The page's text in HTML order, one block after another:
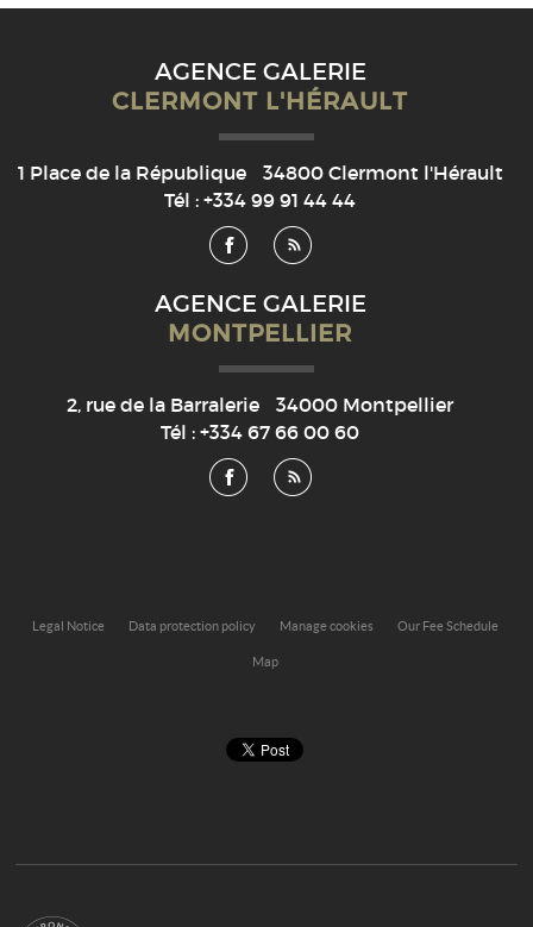
AGENCE GALERIE
CLERMONT L'HÉRAULT
1 Place de la République 34800 Clermont l'Hérault
Tél :+334 99 91 44 44
AGENCE GALERIE
MONTPELLIER
2, rue de la Barralerie 34000 Montpellier
Tél :+334 67 66 00 60
Legal Notice Data protection policy Manage cookies Our Fee Schedule
Map